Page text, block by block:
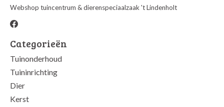
Webshop tuincentrum & dierenspeciaalzaak 't Lindenholt
Categorieën
Tuinonderhoud
Tuininrichting
Dier
Kerst